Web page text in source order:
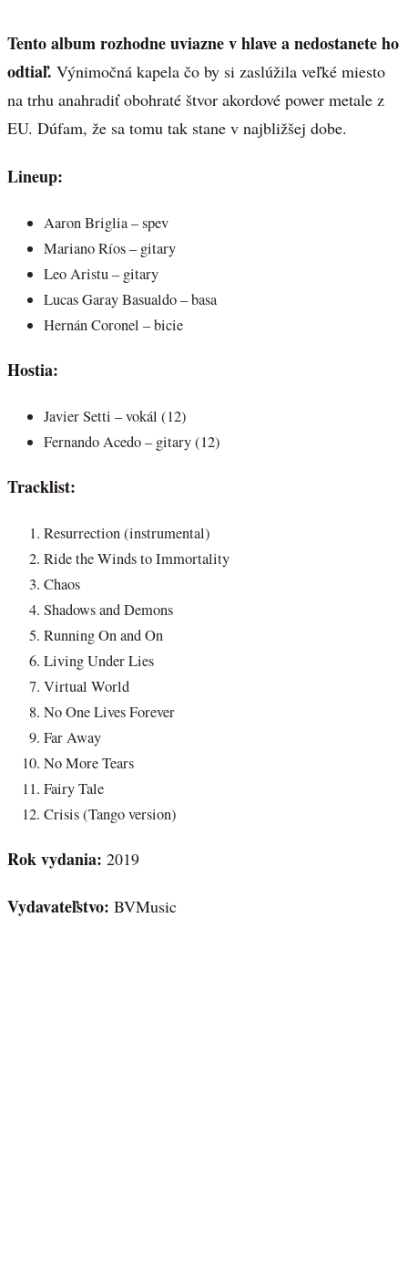
Tento album rozhodne uviazne v hlave a nedostanete ho
odtiaľ. Výnimočná kapela čo by si zaslúžila veľké miesto
na trhu anahradiť obohraté štvor akordové power metale z
EU. Dúfam, že sa tomu tak stane v najbližšej dobe.
Lineup:
Aaron Briglia – spev
Mariano Ríos – gitary
Leo Aristu – gitary
Lucas Garay Basualdo – basa
Hernán Coronel – bicie
Hostia:
Javier Setti – vokál (12)
Fernando Acedo – gitary (12)
Tracklist:
Resurrection (instrumental)
Ride the Winds to Immortality
Chaos
Shadows and Demons
Running On and On
Living Under Lies
Virtual World
No One Lives Forever
Far Away
No More Tears
Fairy Tale
Crisis (Tango version)
Rok vydania: 2019
Vydavateľstvo: BVMusic